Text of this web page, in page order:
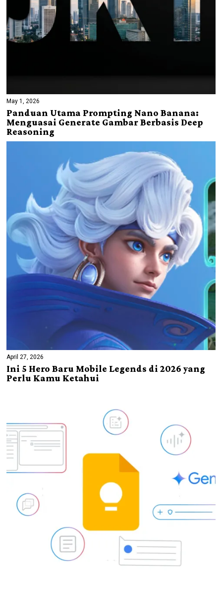
May 1, 2026
Panduan Utama Prompting Nano Banana:
Menguasai Generate Gambar Berbasis Deep
Reasoning
April 27, 2026
Ini 5 Hero Baru Mobile Legends di 2026 yang
Perlu Kamu Ketahui